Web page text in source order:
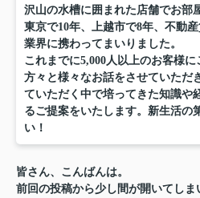
沢山の水槽に囲まれた店舗でお部
東京で10年、上越市で8年、不動
業界に携わってまいりました。
これまでに5,000人以上のお客様
方々と様々なお話をさせていただ
ていただく中で培ってきた知識や
るご提案をいたします。新生活の
い！
皆さん、こんばんは。
前回の投稿から少し間が開いてし